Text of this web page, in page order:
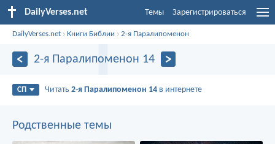
DailyVerses.net Темы Зарегистрироваться
DailyVerses.net ›Книги Библии ›2-я Паралипоменон
2-я Паралипоменон 14
СП Читать2-я Паралипоменон 14 в интернете
Родственные темы